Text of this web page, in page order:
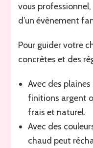
vous
d’un évènement
Pour guider votre
concrètes et des
Avec des
finitions argent
frais et naturel.
Avec des
chaud peut